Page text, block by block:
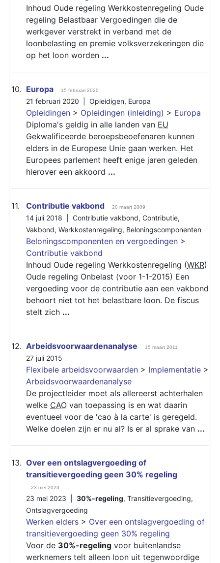
Inhoud Oude regeling Werkkostenregeling Oude
regeling Belastbaar Vergoedingen die de
werkgever verstrekt in verband met de
loonbelasting en premie volksverzekeringen die
op het loon worden ...
10. Europa 15 februari 2020
21 februari 2020 | Opleidigen, Europa
Opleidingen > Opleidingen (inleiding) > Europa
Diploma's geldig in alle landen van EU
Gekwalificeerde beroepsbeoefenaren kunnen
elders in de Europese Unie gaan werken. Het
Europees parlement heeft enige jaren geleden
hierover een akkoord ...
11. Contributie vakbond 20 maart 2009
14 juli 2018 | Contributie vakbond, Contributie,
Vakbond, Werkkostenregeling, Beloningscomponenten
Beloningscomponenten en vergoedingen >
Contributie vakbond
Inhoud Oude regeling Werkkostenregeling (WKR)
Oude regeling Onbelast (voor 1-1-2015) Een
vergoeding voor de contributie aan een vakbond
behoort niet tot het belastbare loon. De fiscus
stelt zich ...
12. Arbeidsvoorwaardenanalyse 15 maart 2011
27 juli 2015
Flexibele arbeidsvoorwaarden > Implementatie >
Arbeidsvoorwaardenanalyse
De projectleider moet als allereerst achterhalen
welke CAO van toepassing is en wat daarin
eventueel voor de 'cao à la carte' is geregeld.
Welke doelen zijn er nu al? Is er al sprake van ...
13. Over een ontslagvergoeding of
transitievergoeding geen 30% regeling
23 mei 2023
23 mei 2023 | 30%-regeling, Transitievergoeding,
Ontslagvergoeding
Werken elders > Over een ontslagvergoeding of
transitievergoeding geen 30% regeling
Voor de 30%-regeling voor buitenlandse
werknemers telt alleen loon uit tegenwoordige